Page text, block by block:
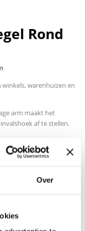
Over
Rond
warenhuizen en
arm maakt het
af te stellen.